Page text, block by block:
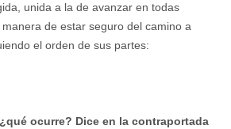
unida a la de avanzar en todas
de estar seguro del camino a
el orden de sus partes:
ocurre? Dice en la contraportada